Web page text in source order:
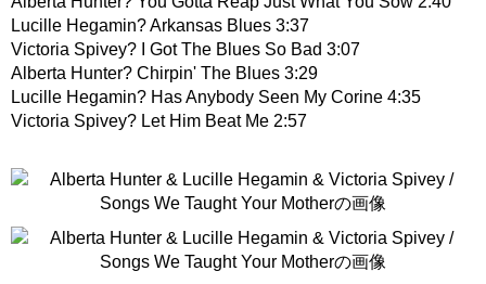
Lucille Hegamin? Arkansas Blues 3:37
Victoria Spivey? I Got The Blues So Bad 3:07
Alberta Hunter? Chirpin' The Blues 3:29
Lucille Hegamin? Has Anybody Seen My Corine 4:35
Victoria Spivey? Let Him Beat Me 2:57